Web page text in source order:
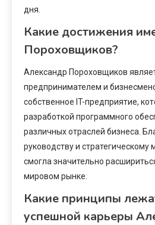
дня.
Какие достижения
Пороховщиков?
Александр Пороховщиков
предпринимателем и
собственное IT-предприятие,
разработкой программного
различных отраслей бизнеса.
руководству и
смогла значительно
мировом рынке.
Какие принципы
успешной карьеры